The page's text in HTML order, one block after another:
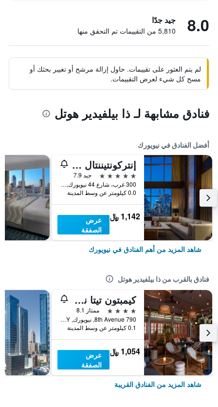
8.0 جيد جدًا
5,810 من التقييمات تم التحقق منها
لم يتم العثور على تقييمات. حاول إزالة مرشح أو تغيير بحثك أو
مسح كل شيء لعرض التقييمات.
فنادق مشابهة لـ ذا بيلفيدير هوتل
أفضل الفنادق في نيويورك
إنتركونتيننتال نيويورك تاميز سكوير
5 نجوم
جيد 7.9
300 غرب، شارع 44 نيويورك, نيويورك, NY, الولايات المتحدة الأميريكية
0.0 كيلومتر عن وسط المدينة
1,142 ﷼
عرض
الصفقة
شاهد المزيد من أهم الفنادق في نيويورك
فنادق بالقرب من ذا بيلفيدير هوتل
كيمبتون تيتا نيويورك - تايمز سكوير باي آيتش جي
4 نجوم
ممتاز 8.1
790 8th Avenue, نيويورك, NY, الولايات المتحدة الأميريكية
0.1 كيلومتر عن وسط المدينة
1,054 ﷼
عرض
الصفقة
شاهد المزيد من الفنادق القريبة